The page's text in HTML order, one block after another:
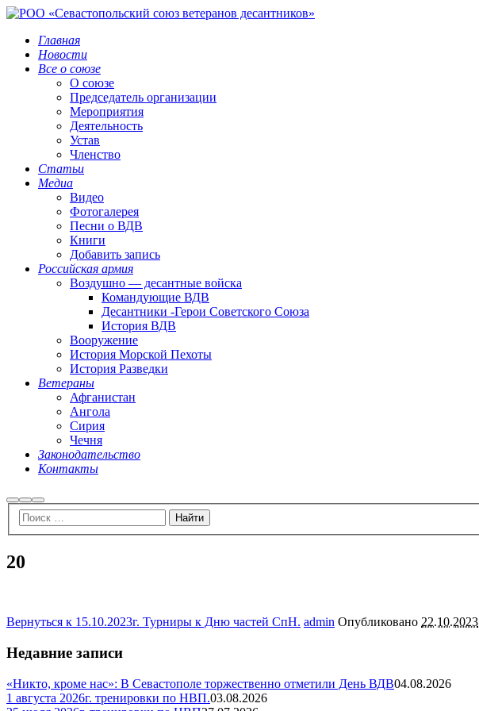
Главная
Новости
Все о союзе
О союзе
Председатель организации
Мероприятия
Деятельность
Устав
Членство
Статьи
Медиа
Видео
Фотогалерея
Песни о ВДВ
Книги
Добавить запись
Российская армия
Воздушно — десантные войска
Командующие ВДВ
Десантники -Герои Советского Союза
История ВДВ
Вооружение
История Морской Пехоты
История Разведки
Ветераны
Афганистан
Ангола
Сирия
Чечня
Законодательство
Контакты
НайтиБольше
информации
Главное
меню
20
Вернуться к 15.10.2023г. Турниры к Дню частей СпН. admin Опубликовано 22.10.2023
Недавние записи
«Никто, кроме нас»: В Севастополе торжественно отметили День ВДВ04.08.2026
1 августа 2026г. тренировки по НВП.03.08.2026